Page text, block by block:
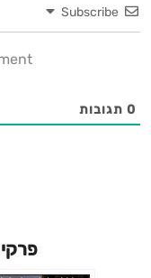
Subscribe
0 תגובות